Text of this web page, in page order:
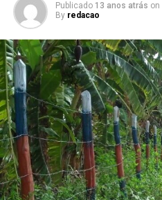
Publicado 13 anos atrás on
By redacao